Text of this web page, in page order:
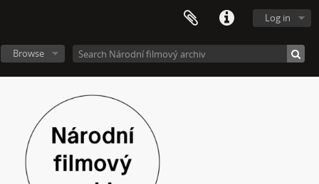
Log in
Browse
[Fonds] Videoarchiv
[Subseries] ARCO – Aneb český videoart proniká do světa
[Subseries] Věž – Věž I., Věž II.
[Subseries] Talk & Twerk
[Subseries] Tanec na ruinách muzea
[Subseries] Music F Club